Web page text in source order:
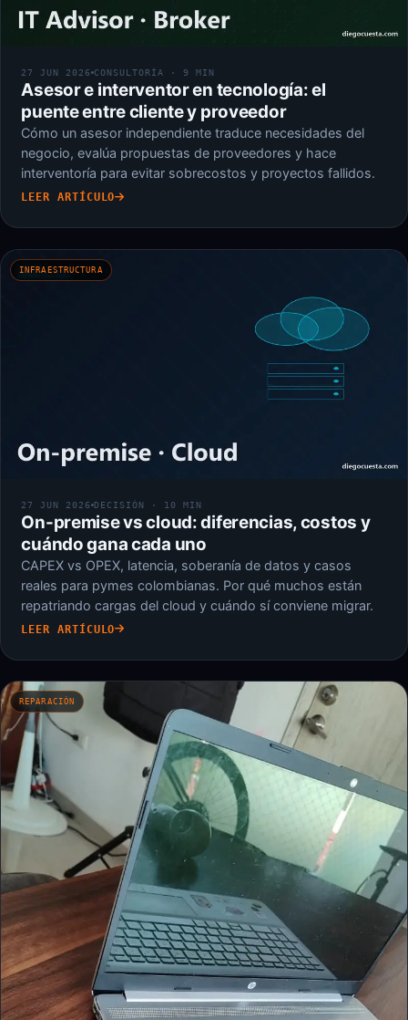
27 JUN 2026 CONSULTORÍA · 9 MIN
Asesor e interventor en tecnología: el
puente entre cliente y proveedor
Cómo un asesor independiente traduce necesidades del
negocio, evalúa propuestas de proveedores y hace
interventoría para evitar sobrecostos y proyectos fallidos.
LEER ARTÍCULO
INFRAESTRUCTURA
27 JUN 2026 DECISIÓN · 10 MIN
On-premise vs cloud: diferencias, costos y
cuándo gana cada uno
CAPEX vs OPEX, latencia, soberanía de datos y casos
reales para pymes colombianas. Por qué muchos están
repatriando cargas del cloud y cuándo sí conviene migrar.
LEER ARTÍCULO
REPARACIÓN